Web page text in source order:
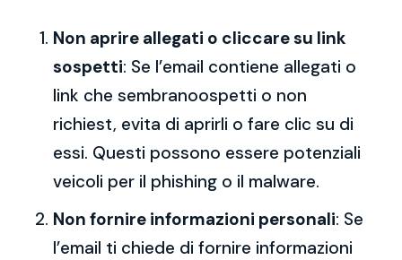
Non aprire allegati o cliccare su link
sospetti: Se l’email contiene allegati o
link che sembranoospetti o non
richiest, evita di aprirli o fare clic su di
essi. Questi possono essere potenziali
veicoli per il phishing o il malware.
Non fornire informazioni personali: Se
l’email ti chiede di fornire informazioni